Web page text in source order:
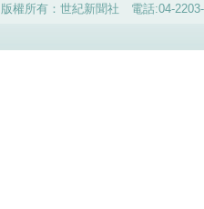
版權所有：世紀新聞社 電話:04-